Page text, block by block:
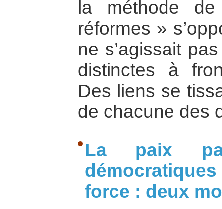
la méthode
réformes »
ne s’agissait
distinctes à
Des liens se
de chacune des
La paix
force : deux